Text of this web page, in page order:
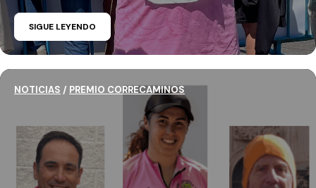
SIGUE LEYENDO
NOTICIAS / PREMIO CORRECAMINOS